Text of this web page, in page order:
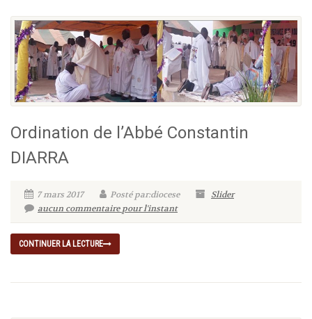
Ordination de l’Abbé Constantin
DIARRA
7 mars 2017 Posté par:diocese
Slider
aucun commentaire pour l'instant
CONTINUER LA LECTURE